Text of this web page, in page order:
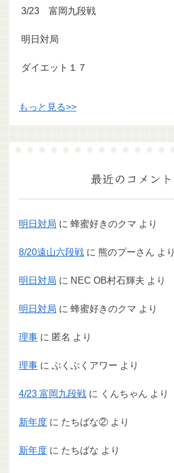
3/23 富岡九段戦
明日対局
ダイエット１７
もっと見る>>
最近のコメント
明日対局 に 蜂蜜好きのクマ より
8/20遠山六段戦 に 熊のプーさん より
明日対局 に NEC OB村石輝夫 より
明日対局 に 蜂蜜好きのクマ より
理事 に 匿名 より
理事 に ぶくぶくアワー より
4/23 富岡九段戦 に くんちゃん より
新年度 に たちばな② より
新年度 に たちばな より